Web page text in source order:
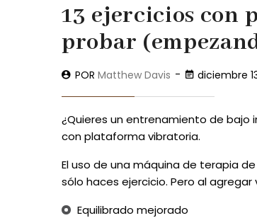
13 ejercicios con
probar
POR Matthew Davis diciembre
¿Quieres un entrenamiento de bajo
con plataforma vibratoria.
El uso de una máquina de terapia
sólo haces ejercicio. Pero al
Equilibrado mejorado